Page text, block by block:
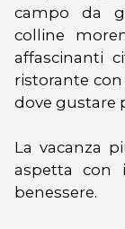
campo da
colline
affascinanti
ristorante con
dove gustare
La vacanza
aspetta con
benessere.